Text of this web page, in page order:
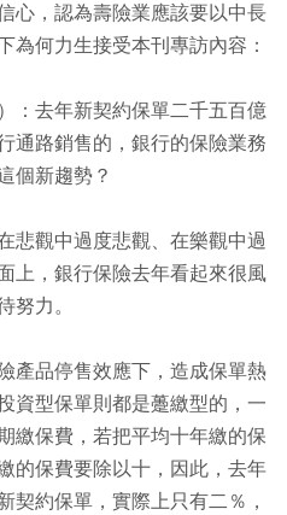
心，認為壽險業應該要以中長
為何力生接受本刊專訪內容：
：去年新契約保單二千五百億
通路銷售的，銀行的保險業務
個新趨勢？
悲觀中過度悲觀、在樂觀中過
上，銀行保險去年看起來很風
努力。
產品停售效應下，造成保單熱
資型保單則都是躉繳型的，一
繳保費，若把平均十年繳的保
的保費要除以十，因此，去年
約保單，實際上只有二％，